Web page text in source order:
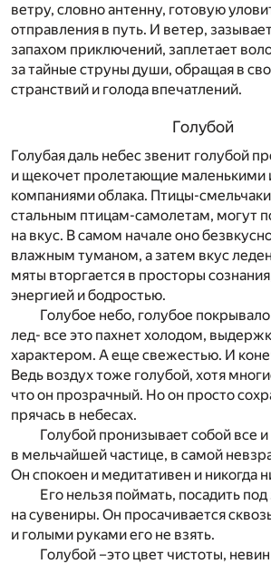
ветру, словно антенну, готовую
отправления в путь. И ветер,
запахом приключений, заплетает
за тайные струны души, обращая в
странствий и голода впечатлений.
Голубой
Голубая даль небес звенит голубой
и щекочет пролетающие
компаниями облака. Птицы-
стальным птицам-самолетам, могут
на вкус. В самом начале оно
влажным туманом, а затем вкус
мяты вторгается в просторы
энергией и бодростью.
Голубое небо, голубое
лед- все это пахнет холодом,
характером. А еще свежестью. И
Ведь воздух тоже голубой, хотя
что он прозрачный. Но он просто
прячась в небесах.
Голубой пронизывает собой все
в мельчайшей частице, в самой
Он спокоен и медитативен и никогда
Его нельзя поймать, посадить
на сувениры. Он просачивается
и голыми руками его не взять.
Голубой –это цвет чистоты,